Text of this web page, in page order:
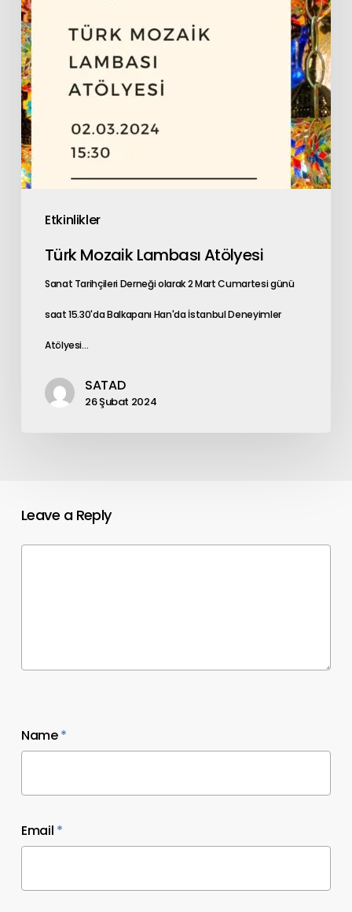
Etkinlikler
Türk Mozaik Lambası Atölyesi
Sanat Tarihçileri Derneği olarak 2 Mart Cumartesi günü
saat 15.30'da Balkapanı Han'da İstanbul Deneyimler
Atölyesi…
SATAD
26 Şubat 2024
Leave a Reply
Name*
Email *